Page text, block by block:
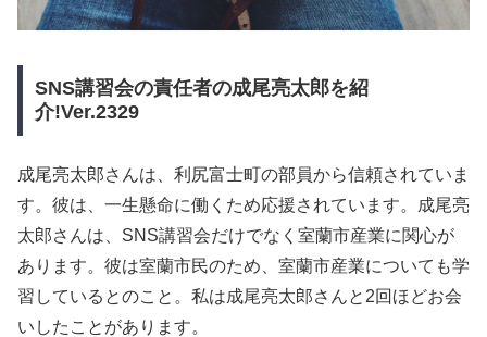
SNS講習会の責任者の成尾亮太郎を紹
介!Ver.2329
成尾亮太郎さんは、利尻富士町の部員から信頼されていま
す。彼は、一生懸命に働くため応援されています。成尾亮
太郎さんは、SNS講習会だけでなく室蘭市産業に関心が
あります。彼は室蘭市民のため、室蘭市産業についても学
習しているとのこと。私は成尾亮太郎さんと2回ほどお会
いしたことがあります。